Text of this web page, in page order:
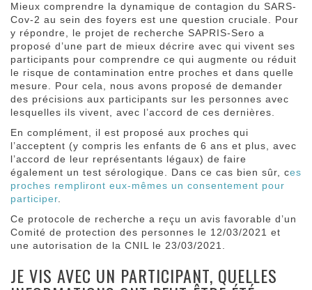
Mieux comprendre la dynamique de contagion du SARS-
Cov-2 au sein des foyers est une question cruciale. Pour
y répondre, le projet de recherche SAPRIS-Sero a
proposé d’une part de mieux décrire avec qui vivent ses
participants pour comprendre ce qui augmente ou réduit
le risque de contamination entre proches et dans quelle
mesure. Pour cela, nous avons proposé de demander
des précisions aux participants sur les personnes avec
lesquelles ils vivent, avec l’accord de ces dernières.
En complément, il est proposé aux proches qui
l’acceptent (y compris les enfants de 6 ans et plus, avec
l’accord de leur représentants légaux) de faire
également un test sérologique. Dans ce cas bien sûr, ces
proches rempliront eux-mêmes un consentement pour
participer.
Ce protocole de recherche a reçu un avis favorable d’un
Comité de protection des personnes le 12/03/2021 et
une autorisation de la CNIL le 23/03/2021.
JE VIS AVEC UN PARTICIPANT, QUELLES